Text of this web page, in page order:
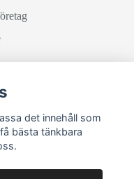
det innehåll som
bästa tänkbara